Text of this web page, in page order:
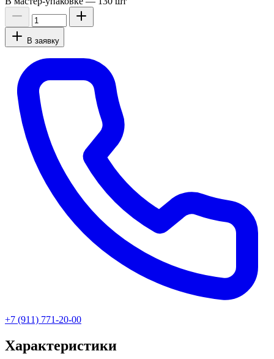
В заявку
+7 (911) 771-20-00
Характеристики